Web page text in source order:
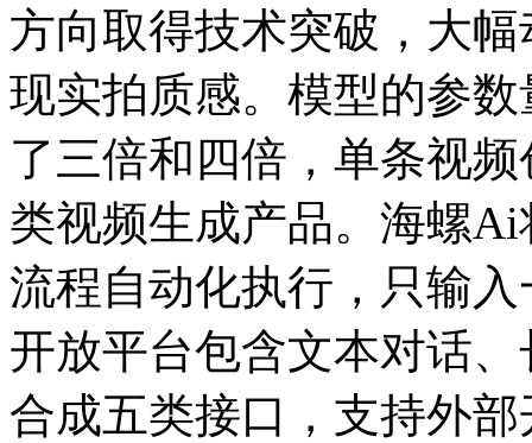
方向取得技术突破，大
现实拍质感。模型的参
了三倍和四倍，单条视
类视频生成产品。海螺
流程自动化执行，只输
开放平台包含文本对话
合成五类接口，支持外